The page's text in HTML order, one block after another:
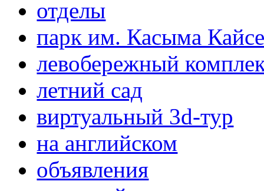
отделы
парк им. Касыма
левобережный
летний сад
виртуальный 3d-тур
на английском
объявления